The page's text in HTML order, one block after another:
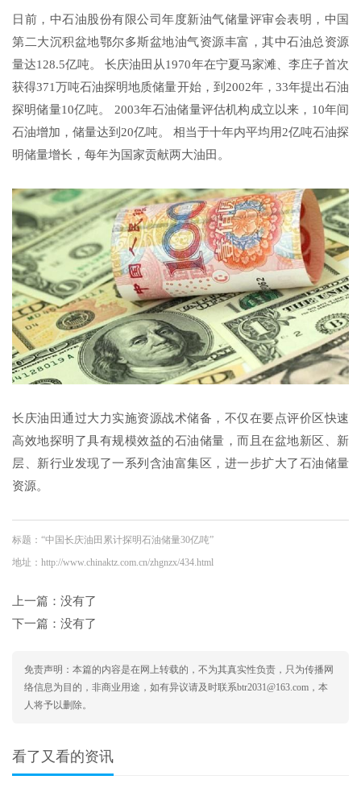
日前，中石油股份有限公司年度新油气储量评审会表明，中国
第二大沉积盆地鄂尔多斯盆地油气资源丰富，其中石油总资源
量达128.5亿吨。 长庆油田从1970年在宁夏马家滩、李庄子首次
获得371万吨石油探明地质储量开始，到2002年，33年提出石油
探明储量10亿吨。 2003年石油储量评估机构成立以来，10年间
石油增加，储量达到20亿吨。 相当于十年内平均用2亿吨石油探
明储量增长，每年为国家贡献两大油田。
长庆油田通过大力实施资源战术储备，不仅在要点评价区快速
高效地探明了具有规模效益的石油储量，而且在盆地新区、新
层、新行业发现了一系列含油富集区，进一步扩大了石油储量
资源。
标题：“中国长庆油田累计探明石油储量30亿吨”
地址：http://www.chinaktz.com.cn/zhgnzx/434.html
上一篇：没有了
下一篇：没有了
免责声明：本篇的内容是在网上转载的，不为其真实性负责，只为传播网
络信息为目的，非商业用途，如有异议请及时联系btr2031@163.com，本
人将予以删除。
看了又看的资讯